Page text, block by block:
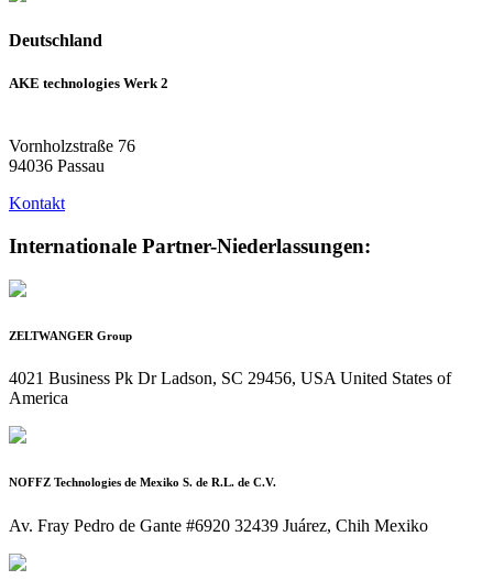
Deutschland
AKE technologies Werk 2
Vornholzstraße 76
94036 Passau
Kontakt
Internationale Partner-Niederlassungen:
ZELTWANGER Group
4021 Business Pk Dr Ladson, SC 29456, USA United States of
America
NOFFZ Technologies de Mexiko S. de R.L. de C.V.
Av. Fray Pedro de Gante #6920 32439 Juárez, Chih Mexiko